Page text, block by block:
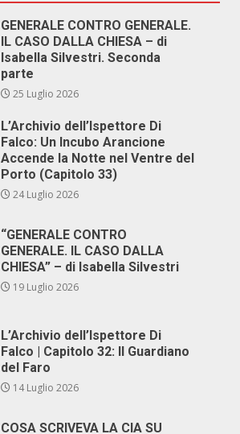
GENERALE CONTRO GENERALE.
IL CASO DALLA CHIESA – di
Isabella Silvestri. Seconda
parte
25 Luglio 2026
L’Archivio dell’Ispettore Di
Falco: Un Incubo Arancione
Accende la Notte nel Ventre del
Porto (Capitolo 33)
24 Luglio 2026
“GENERALE CONTRO
GENERALE. IL CASO DALLA
CHIESA” – di Isabella Silvestri
19 Luglio 2026
L’Archivio dell’Ispettore Di
Falco | Capitolo 32: Il Guardiano
del Faro
14 Luglio 2026
COSA SCRIVEVA LA CIA SU